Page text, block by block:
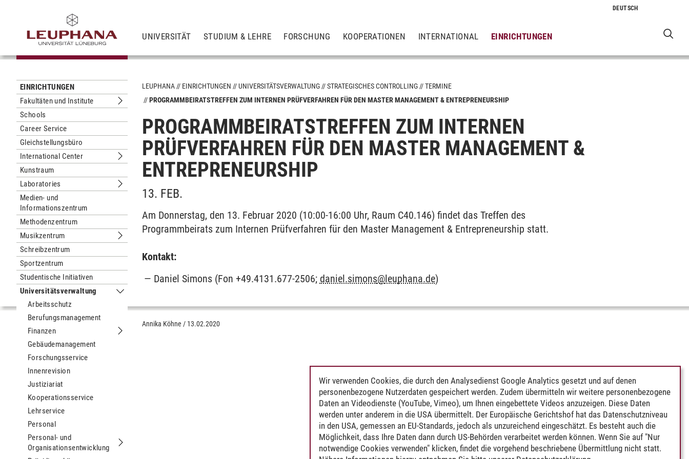
UNIVERSITÄT STUDIUM & LEHRE FORSCHUNG KOOPERATIONEN INTERNATIONAL EINRICHTUNGEN
EINRICHTUNGEN
Fakultäten und Institute
Untermenu Fakultäten und Institute
Schools
Career Service
Gleichstellungsbüro
International Center
Untermenu International Center
Kunstraum
Laboratories
Untermenu Laboratories
Medien- und
Informationszentrum
Methodenzentrum
Musikzentrum
Untermenu Musikzentrum
Schreibzentrum
Sportzentrum
Studentische Initiativen
Universitätsverwaltung
Untermenu Universitätsverwaltung
Arbeitsschutz
Berufungsmanagement
Finanzen
Untermenu Finanzen
Gebäudemanagement
Forschungsservice
Innenrevision
Justiziariat
Kooperationsservice
Lehrservice
Personal
Personal- und
Organisationsentwicklung
Untermenu Personal- und Organisationsentwicklung
LEUPHANA EINRICHTUNGEN UNIVERSITÄTSVERWALTUNG STRATEGISCHES CONTROLLING
TERMINE
PROGRAMMBEIRATSTREFFEN ZUM INTERNEN PRÜFVERFAHREN FÜR DEN MASTER MANAGEMENT & ENTREPRENEURSHIP
PROGRAMMBEIRATSTREFFEN ZUM INTERNEN
PRÜFVERFAHREN FÜR DEN MASTER MANAGEMENT &
ENTREPRENEURSHIP
13. FEB.
Am Donnerstag, den 13. Februar 2020 (10:00-16:00 Uhr, Raum C40.146) findet das Treffen des
Programmbeirats zum Internen Prüfverfahren für den Master Management & Entrepreneurship statt.
Kontakt:
Daniel Simons (Fon +49.4131.677-2506; daniel.simons@leuphana.de)
Annika Köhne / 13.02.2020
Wir verwenden Cookies, die durch den Analysedienst Google Analytics gesetzt und auf denen
personenbezogene Nutzerdaten gespeichert werden. Zudem übermitteln wir weitere personenbezogene
Daten an Videodienste (YouTube, Vimeo), um Ihnen eingebettete Videos anzuzeigen. Diese Daten
werden unter anderem in die USA übermittelt. Der Europäische Gerichtshof hat das Datenschutzniveau
in den USA, gemessen an EU-Standards, jedoch als unzureichend eingeschätzt. Es besteht auch die
Möglichkeit, dass Ihre Daten dann durch US-Behörden verarbeitet werden können. Wenn Sie auf "Nur
notwendige Cookies verwenden" klicken, findet die vorgehend beschriebene Übermittlung nicht statt.